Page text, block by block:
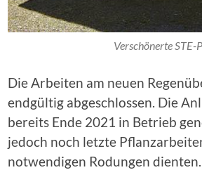
Verschönerte
Die Arbeiten am neuen
endgültig abgeschlossen. Die
bereits Ende 2021 in Betrieb
jedoch noch letzte
notwendigen Rodungen